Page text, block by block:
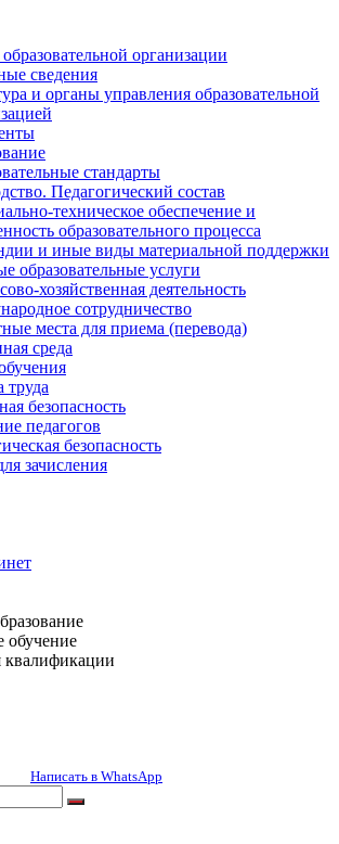
организации
сведения
и органы управления образовательной
стандарты
Педагогический состав
техническое обеспечение и
образовательного процесса
и иные виды материальной поддержки
образовательные услуги
хозяйственная деятельность
сотрудничество
места для приема (перевода)
среда
труда
безопасность
педагогов
безопасность
зачисления
обучение
Написать в WhatsApp